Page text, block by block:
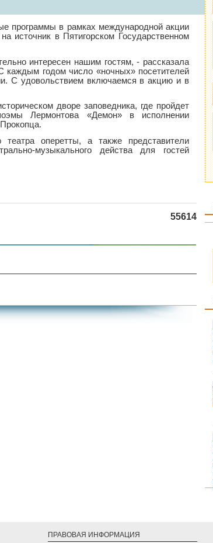
программы в рамках международной акции
в Пятигорском Государственном
интересен нашим гостям, - рассказала
каждым годом число «ночных» посетителей
С удовольствием включаемся в акцию и в
дворе заповедника, где пройдет
Лермонтова «Демон» в исполнении
оперетты, а также представители
музыкального действа для гостей
55614
ПРАВОВАЯ ИНФОРМАЦИЯ